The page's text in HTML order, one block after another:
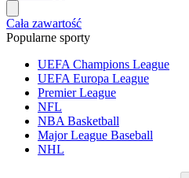
Cała zawartość
Popularne sporty
UEFA Champions League
UEFA Europa League
Premier League
NFL
NBA Basketball
Major League Baseball
NHL